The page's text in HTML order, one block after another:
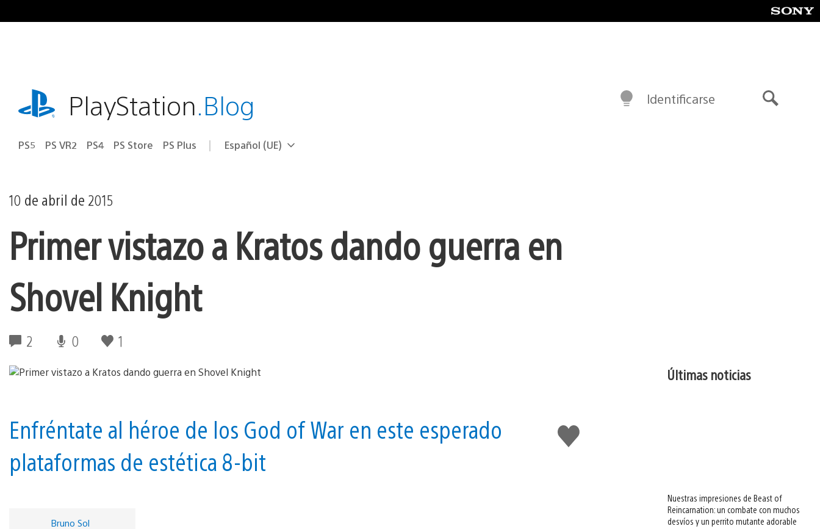
al
playstation.comPlayStation.Blog
PS5 PS VR2 PS4 PS Store PS Plus Selecciona
Región
Español (UE)
Identificarse
10 de abril de 2015
Primer vistazo a Kratos dando guerra en
Shovel Knight
2 0 1
Me
gusta
Enfréntate al héroe de los God of War en este esperado
plataformas de estética 8-bit
Bruno Sol
Últimas noticias
Nuestras impresiones de Beast of
Reincarnation: un combate con muchos
desvíos y un perrito mutante adorable